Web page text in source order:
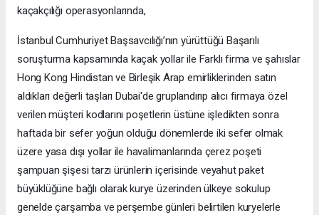
kaçakçılığı operasyonlarında,
İstanbul Cumhuriyet Başsavcılığı’nın yürüttüğü Başarılı
soruşturma kapsamında kaçak yollar ile Farklı firma ve şahıslar
Hong Kong Hindistan ve Birleşik Arap emirliklerinden satın
aldıkları değerli taşları Dubai'de gruplandırıp alıcı firmaya özel
verilen müşteri kodlarını poşetlerin üstüne işledikten sonra
haftada bir sefer yoğun olduğu dönemlerde iki sefer olmak
üzere yasa dışı yollar ile havalimanlarında çerez poşeti
şampuan şişesi tarzı ürünlerin içerisinde veyahut paket
büyüklüğüne bağlı olarak kurye üzerinden ülkeye sokulup
genelde çarşamba ve perşembe günleri belirtilen kuryelerle